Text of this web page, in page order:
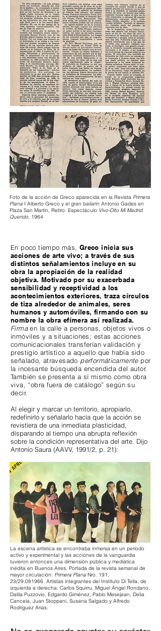
Foto de la acción de Greco aparecida en la Revista Primera
Plana I Alberto Greco y el gran bailarín Antonio Gades en
Plaza San Martín, Retiro. Espectáculo Vivo-Dito Mi Madrid
Querido, 1964
En poco tiempo más, Greco inicia sus
acciones de arte vivo; a través de sus
distintos señalamientos incluye en su
obra la apropiación de la realidad
objetiva. Motivado por su exacerbada
sensibilidad y receptividad a los
acontecimientos exteriores, traza círculos
de tiza alrededor de animales, seres
humanos y automóviles, firmando con su
nombre la obra efímera así realizada.
Firmaen la calle a personas, objetos vivos o
inmóviles y a situaciones; estas acciones
comunicacionales transferían validación y
prestigio artístico a aquello que había sido
señalado, atravesado performáticamentepor
la incesante búsqueda encendida del autor.
También se presenta a sí mismo como obra
viva, “obra fuera de catálogo” según su
decir.
Al elegir y marcar un territorio, apropiarlo,
redefinirlo y señalarlo hacía que la acción se
revistiera de una inmediata plasticidad,
disparando al tiempo una abrupta reflexión
sobre la condición representativa del arte. Dijo
Antonio Saura (AAVV, 1991/2, p. 21):
La escena artística se encontraba inmersa en un período
activo y experimental y las acciones de la vanguardia
tuvieron entonces una dimensión pública y mediática
inédita en Buenos Aires. Portada de la revista semanal de
mayor circulación: Primera Plana Nro. 191,
23/29.081966. Artistas integrantes del Instituto Di Tella, de
izquierda a derecha: Carlos Squirru, Miguel Ángel Rondano,
Dalila Puzzovio, Edgardo Giménez, Pablo Mesejean, Delia
Cancela, Juan Stoppani, Susana Salgado y Alfredo
Rodríguez Arias.